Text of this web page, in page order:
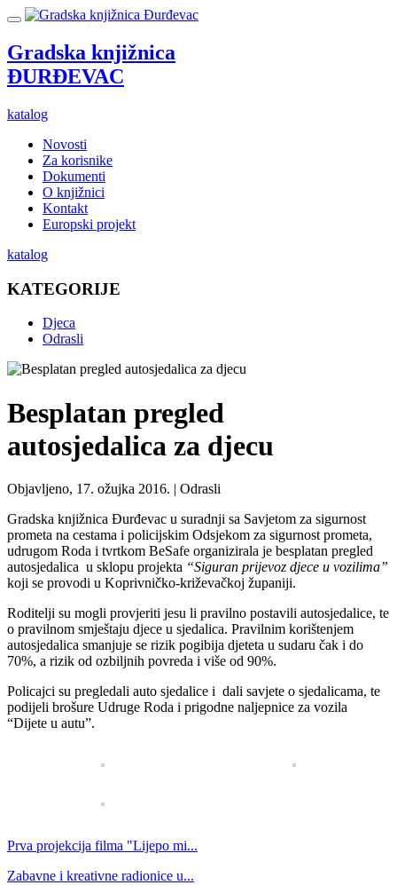
Gradska knjižnica
ĐURĐEVAC
katalog
Novosti
Za korisnike
Dokumenti
O knjižnici
Kontakt
Europski projekt
katalog
KATEGORIJE
Djeca
Odrasli
Besplatan pregled
autosjedalica za djecu
Objavljeno, 17. ožujka 2016. | Odrasli
Gradska knjižnica Đurđevac u suradnji sa Savjetom za sigurnost
prometa na cestama i policijskim Odsjekom za sigurnost prometa,
udrugom Roda i tvrtkom BeSafe organizirala je besplatan pregled
autosjedalica u sklopu projekta “Siguran prijevoz djece u vozilima”
koji se provodi u Koprivničko-križevačkoj županiji.
Roditelji su mogli provjeriti jesu li pravilno postavili autosjedalice, te
o pravilnom smještaju djece u sjedalica. Pravilnim korištenjem
autosjedalica smanjuje se rizik pogibija djeteta u sudaru čak i do
70%, a rizik od ozbiljnih povreda i više od 90%.
Policajci su pregledali auto sjedalice i dali savjete o sjedalicama, te
podijeli brošure Udruge Roda i prigodne naljepnice za vozila
“Dijete u autu”.
Prva projekcija filma "Lijepo mi...
Zabavne i kreativne radionice u...